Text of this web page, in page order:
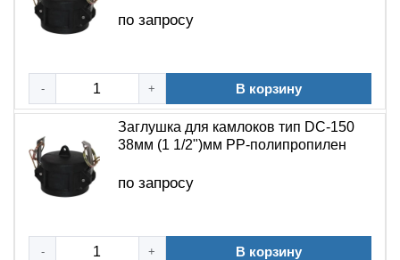
по запросу
- + В корзину
Заглушка для камлоков тип DC-150
38мм (1 1/2")мм PP-полипропилен
по запросу
- + В корзину